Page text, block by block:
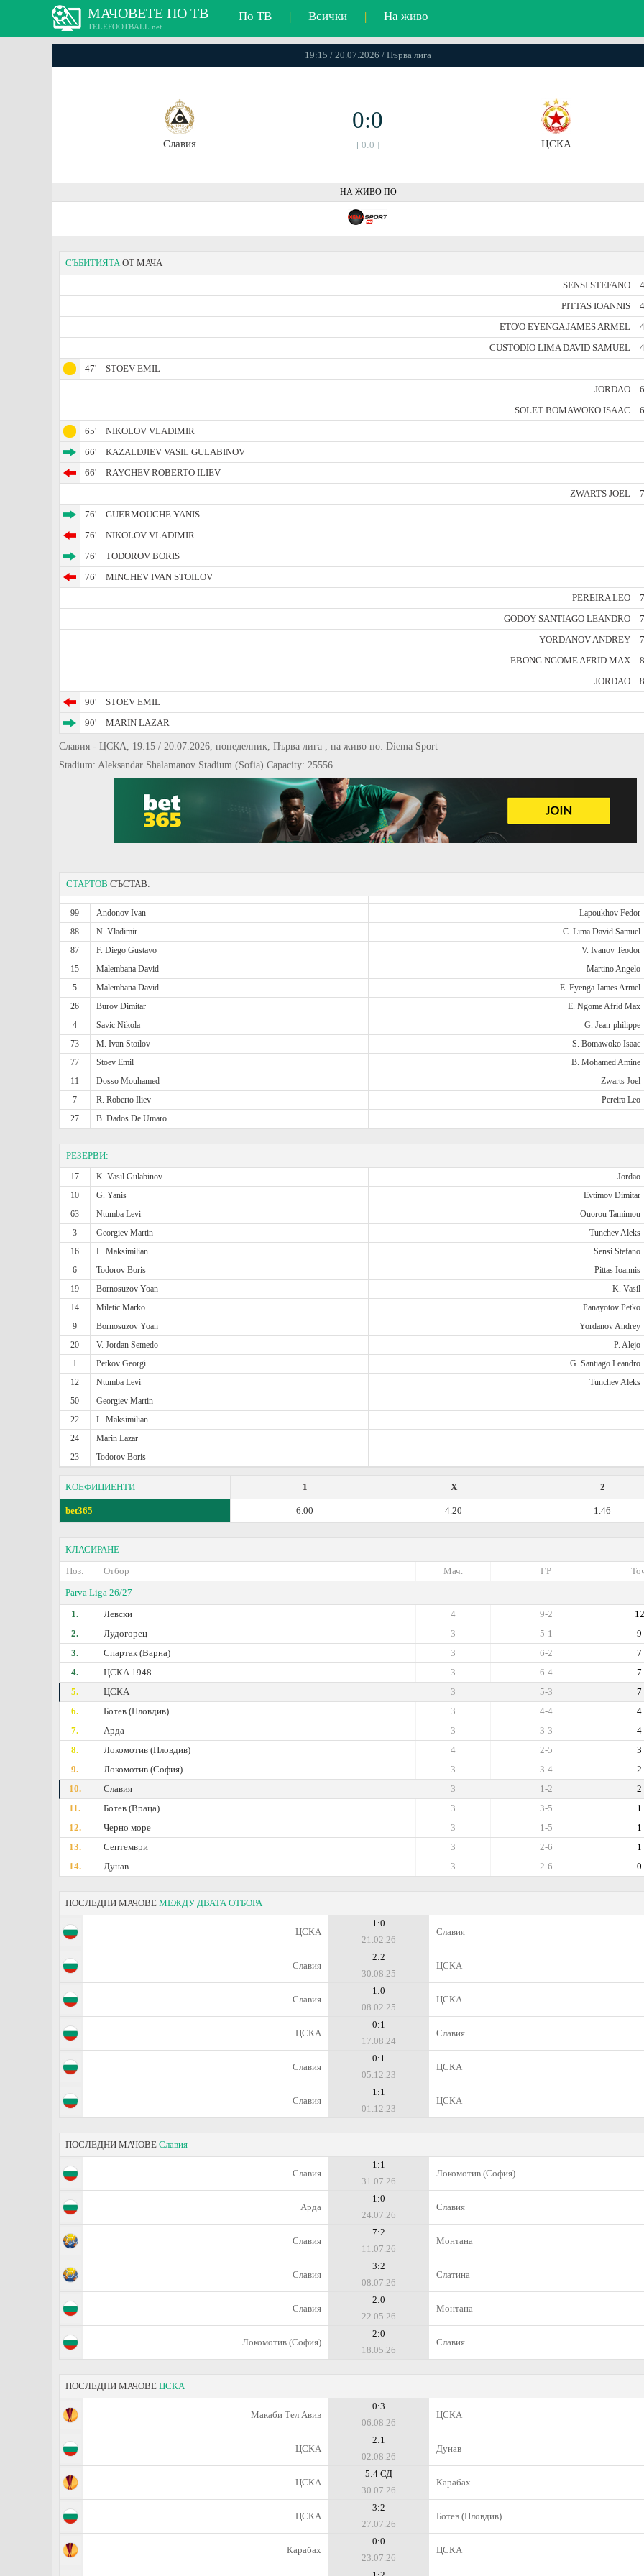
МАЧОВЕТЕ ПО ТВ
TELEFOOTBALL.net
По ТВ | Всички | На живо
19:15 / 20.07.2026 / Първа лига
Славия
0:0
[ 0:0 ] ЦСКА
НА ЖИВО ПО
СЪБИТИЯТАОТ МАЧА
SENSI STEFANO
PITTAS IOANNIS
ETO'O EYENGA JAMES ARMEL
CUSTODIO LIMA DAVID SAMUEL
47'
STOEV EMIL
JORDAO
SOLET BOMAWOKO ISAAC
65'
NIKOLOV VLADIMIR
66'
KAZALDJIEV VASIL GULABINOV
66'
RAYCHEV ROBERTO ILIEV
ZWARTS JOEL
76'
GUERMOUCHE YANIS
76'
NIKOLOV VLADIMIR
76'
TODOROV BORIS
76'
MINCHEV IVAN STOILOV
PEREIRA LEO
GODOY SANTIAGO LEANDRO
YORDANOV ANDREY
EBONG NGOME AFRID MAX
JORDAO
90'
STOEV EMIL
90'
MARIN LAZAR
Славия - ЦСКА, 19:15 / 20.07.2026, понеделник, Първа лига , на живо по: Diema Sport
Stadium: Aleksandar Shalamanov Stadium (Sofia) Capacity: 25556
СТАРТОВ СЪСТАВ:
99 Andonov Ivan
Lapoukhov Fedor
88
N. Vladimir
C. Lima David Samuel
87
F. Diego Gustavo
V. Ivanov Teodor
15
Malembana David
Martino Angelo
5
Malembana David
E. Eyenga James Armel
26
Burov Dimitar
E. Ngome Afrid Max
4
Savic Nikola
G. Jean-philippe
73
M. Ivan Stoilov
S. Bomawoko Isaac
77
Stoev Emil
B. Mohamed Amine
11
Dosso Mouhamed
Zwarts Joel
7
R. Roberto Iliev
Pereira Leo
27
B. Dados De Umaro
РЕЗЕРВИ:
17 K. Vasil Gulabinov
Jordao
10
G. Yanis
Evtimov Dimitar
63
Ntumba Levi
Ouorou Tamimou
3
Georgiev Martin
Tunchev Aleks
16
L. Maksimilian
Sensi Stefano
6
Todorov Boris
Pittas Ioannis
19
Bornosuzov Yoan
K. Vasil
14
Miletic Marko
Panayotov Petko
9
Bornosuzov Yoan
Yordanov Andrey
20
V. Jordan Semedo
P. Alejo
1
Petkov Georgi
G. Santiago Leandro
12
Ntumba Levi
Tunchev Aleks
50
Georgiev Martin
22
L. Maksimilian
24
Marin Lazar
23
Todorov Boris
КОЕФИЦИЕНТИ 2
X
1
bet365 1.46
4.20
6.00
КЛАСИРАНЕ
Поз.
Отбор ГР
Мач.
Parva Liga 26/27
1.
Левски 12
9-2
4
2.
Лудогорец 9
5-1
3
3.
Спартак (Варна) 7
6-2
3
4.
ЦСКА 1948 7
6-4
3
5.
ЦСКА 7
5-3
3
6.
Ботев (Пловдив) 4
4-4
3
7.
Арда 4
3-3
3
8.
Локомотив (Пловдив) 3
2-5
4
9.
Локомотив (София) 2
3-4
3
10.
Славия 2
1-2
3
11.
Ботев (Враца) 1
3-5
3
12.
Черно море 1
1-5
3
13.
Септември 1
2-6
3
14.
Дунав 0
2-6
3
ПОСЛЕДНИ МАЧОВЕ МЕЖДУ ДВАТА ОТБОРА
ЦСКА
1:0
21.02.26
Славия
Славия
2:2
30.08.25
ЦСКА
Славия
1:0
08.02.25
ЦСКА
ЦСКА
0:1
17.08.24
Славия
Славия
0:1
05.12.23
ЦСКА
Славия
1:1
01.12.23
ЦСКА
ПОСЛЕДНИ МАЧОВЕ Славия
Славия
1:1
31.07.26
Локомотив (София)
Арда
1:0
24.07.26
Славия
Славия
7:2
11.07.26
Монтана
Славия
3:2
08.07.26
Слатина
Славия
2:0
22.05.26
Монтана
Локомотив (София)
2:0
18.05.26
Славия
ПОСЛЕДНИ МАЧОВЕ ЦСКА
Макаби Тел Авив
0:3
06.08.26
ЦСКА
ЦСКА
2:1
02.08.26
Дунав
ЦСКА
5:4 СД
30.07.26
Карабах
ЦСКА
3:2
27.07.26
Ботев (Пловдив)
Карабах
0:0
23.07.26
ЦСКА